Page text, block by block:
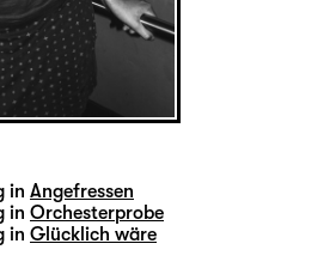
in Angefressen
in Orchesterprobe
in Glücklich wäre